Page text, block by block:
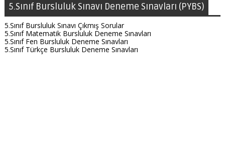
5.Sınıf Bursluluk Sınavı Deneme Sınavları (PYBS)
5.Sınıf Bursluluk Sınavı Çıkmış Sorular
5.Sınıf Matematik Bursluluk Deneme Sınavları
5.Sınıf Fen Bursluluk Deneme Sınavları
5.Sınıf Türkçe Bursluluk Deneme Sınavları